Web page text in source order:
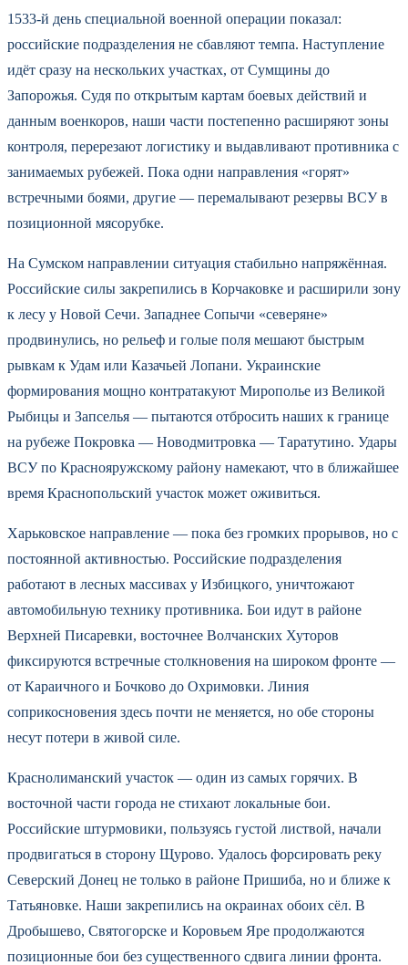
1533-й день специальной военной операции показал:
российские подразделения не сбавляют темпа. Наступление
идёт сразу на нескольких участках, от Сумщины до
Запорожья. Судя по открытым картам боевых действий и
данным военкоров, наши части постепенно расширяют зоны
контроля, перерезают логистику и выдавливают противника с
занимаемых рубежей. Пока одни направления «горят»
встречными боями, другие — перемалывают резервы ВСУ в
позиционной мясорубке.
На Сумском направлении ситуация стабильно напряжённая.
Российские силы закрепились в Корчаковке и расширили зону
к лесу у Новой Сечи. Западнее Сопычи «северяне»
продвинулись, но рельеф и голые поля мешают быстрым
рывкам к Удам или Казачьей Лопани. Украинские
формирования мощно контратакуют Мирополье из Великой
Рыбицы и Запселья — пытаются отбросить наших к границе
на рубеже Покровка — Новодмитровка — Таратутино. Удары
ВСУ по Краснояружскому району намекают, что в ближайшее
время Краснопольский участок может оживиться.
Харьковское направление — пока без громких прорывов, но с
постоянной активностью. Российские подразделения
работают в лесных массивах у Избицкого, уничтожают
автомобильную технику противника. Бои идут в районе
Верхней Писаревки, восточнее Волчанских Хуторов
фиксируются встречные столкновения на широком фронте —
от Караичного и Бочково до Охримовки. Линия
соприкосновения здесь почти не меняется, но обе стороны
несут потери в живой силе.
Краснолиманский участок — один из самых горячих. В
восточной части города не стихают локальные бои.
Российские штурмовики, пользуясь густой листвой, начали
продвигаться в сторону Щурово. Удалось форсировать реку
Северский Донец не только в районе Пришиба, но и ближе к
Татьяновке. Наши закрепились на окраинах обоих сёл. В
Дробышево, Святогорске и Коровьем Яре продолжаются
позиционные бои без существенного сдвига линии фронта.